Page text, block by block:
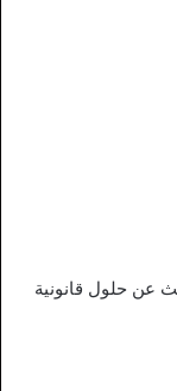
عن حلول قانونية